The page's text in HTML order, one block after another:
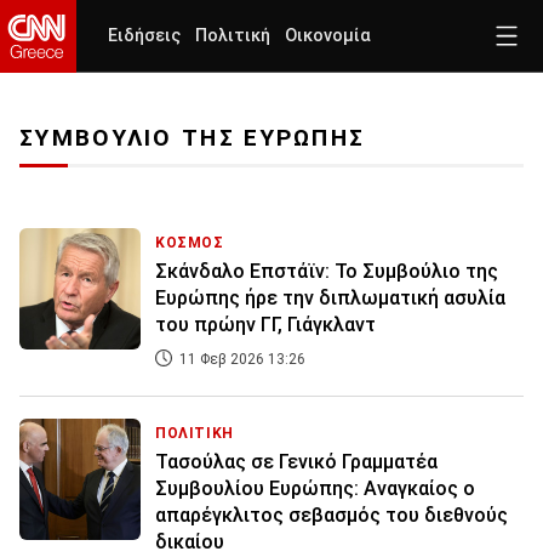
Ειδήσεις Πολιτική Οικονομία
ΣΥΜΒΟΥΛΙΟ ΤΗΣ ΕΥΡΩΠΗΣ
ΚΟΣΜΟΣ
Σκάνδαλο Επστάϊν: Το Συμβούλιο της
Ευρώπης ήρε την διπλωματική ασυλία
του πρώην ΓΓ, Γιάγκλαντ
11 Φεβ 2026 13:26
ΠΟΛΙΤΙΚΗ
Τασούλας σε Γενικό Γραμματέα
Συμβουλίου Ευρώπης: Αναγκαίος ο
απαρέγκλιτος σεβασμός του διεθνούς
δικαίου